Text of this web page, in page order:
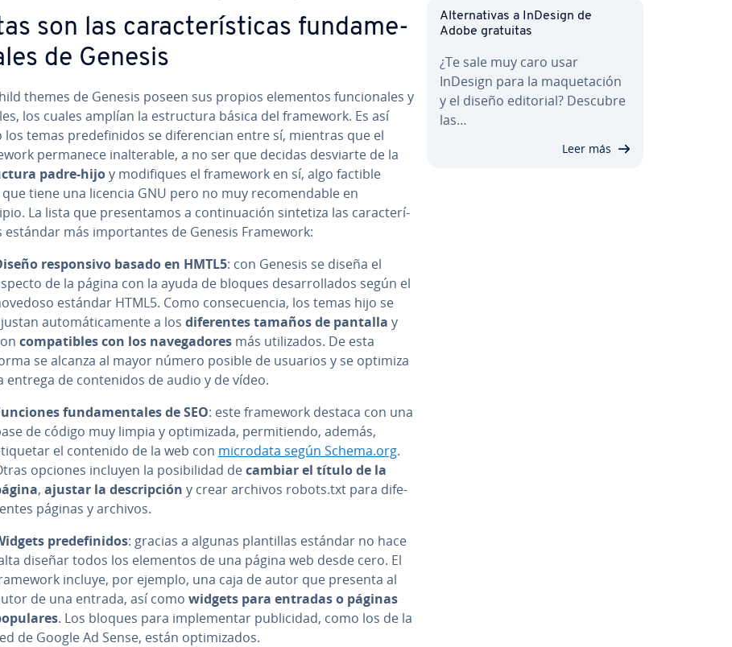
son las ca­ra­c­te­rí­s­ti­cas fu­n­da­me­
de Genesis
themes de Genesis poseen sus propios elementos fu­n­cio­na­les y
los cuales amplían la es­tru­c­tu­ra básica del framework. Es así
los temas pre­de­fi­ni­dos se di­fe­re­n­cian entre sí, mientras que el
permanece inal­te­ra­ble, a no ser que decidas desviarte de la
padre-hijoy mo­di­fi­ques el framework en sí, algo factible
tiene una licencia GNU pero no muy re­co­me­n­da­ble en
La lista que pre­se­n­ta­mos a co­n­ti­nua­ción sintetiza las ca­ra­c­te­rí­
estándar más im­po­r­ta­n­tes de Genesis Framework:
re­s­po­n­si­vo basado en HMTL5: con Genesis se diseña el
de la página con la ayuda de bloques de­sa­rro­lla­dos según el
estándar HTML5. Como co­n­se­cue­n­cia, los temas hijo se
au­to­má­ti­ca­me­n­te a los di­fe­re­n­tes tamaños de pantalla y
co­m­pa­ti­bles con los na­ve­ga­do­res más uti­li­za­dos. De esta
se alcanza al mayor número posible de usuarios y se optimiza
entrega de co­n­te­ni­dos de audio y de vídeo.
fu­n­da­me­n­ta­les de SEO: este framework destaca con una
de código muy limpia y op­ti­mi­za­da, pe­r­mi­tie­n­do, además,
el contenido de la web con microdata según Schema.org.
opciones incluyen la po­si­bi­li­dad decambiar el título de la
, ajustar la de­s­cri­p­ción y crear archivos robots.txt para di­fe­
páginas y archivos.
pre­de­fi­ni­dos: gracias a algunas pla­n­ti­llas estándar no hace
diseñar todos los elementos de una página web desde cero. El
incluye, por ejemplo, una caja de autor que presenta al
de una entrada, así como widgets para entradas o páginas
. Los bloques para im­ple­me­n­tar pu­bli­ci­dad, como los de la
de Google Ad Sense, están op­ti­mi­za­dos.
Al­te­r­na­ti­vas a InDesign de
Adobe gratuitas
¿Te sale muy caro usar
InDesign para la ma­que­ta­ción
y el diseño editorial? Descubre
las…
Leer más